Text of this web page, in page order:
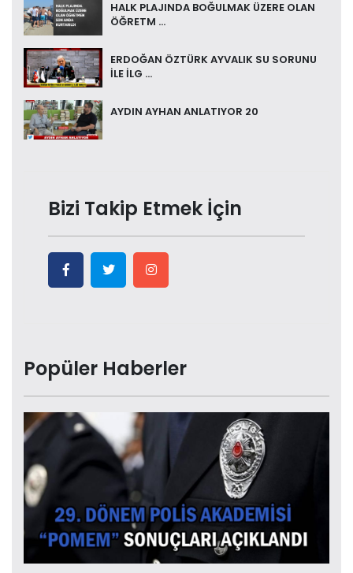
HALK PLAJINDA BOĞULMAK ÜZERE OLAN
ÖĞRETM ...
ERDOĞAN ÖZTÜRK AYVALIK SU SORUNU
İLE İLG ...
AYDIN AYHAN ANLATIYOR 20
Bizi Takip Etmek İçin
Popüler Haberler